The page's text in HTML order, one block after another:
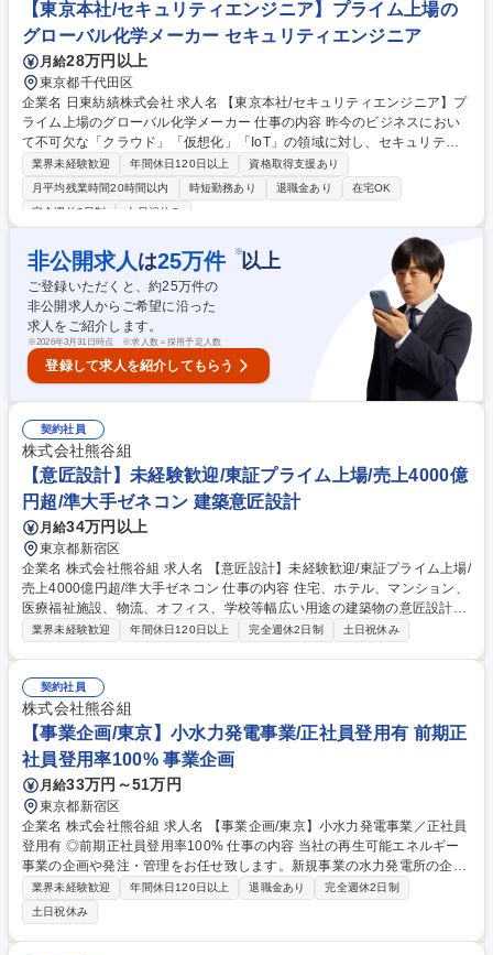
域の関与範囲を拡張し、業務改善・プロジェクト推進を担う。 （従事する
業務内容の変更範囲：当社業務全般） 募集職種 【東京/社内SE】会計関連
システムのプロジェクト管理及び上流工程の推進
【東京本社/セキュリティエンジニア】プライム上場の
グローバル化学メーカー セキュリティエンジニア
月給28万円以上
東京都千代田区
企業名 日東紡績株式会社 求人名 【東京本社/セキュリティエンジニア】プ
ライム上場のグローバル化学メーカー 仕事の内容 昨今のビジネスにおい
て不可欠な「クラウド」「仮想化」「IoT」の領域に対し、セキュリティ
のグランドデザインから運用までを一気通貫で担当いただきます。グロー
バル展開における最大のリスクであるセキュリティ を担う、経営への貢献
度の高いポジションです。 【業務詳細】 国内外のグループ拠点（海外子
ク機器（Firewall等）の設定・管理・障害発生時の原因切り分け、および
ベンダーコントロール。 募集職種 【東京本社/セキュリティエンジニア】
プライム上場のグローバル化学メーカー
業界未経験歓迎 年間休日120日以上
資格取得支援あり
月平均残業時間20時間以内
時短勤務あり 退職金あり
在宅OK
完全週休2日制
土日祝休み
非公開求人 は25万件 ※以上
ご登録いただくと、約25万件の
非公開求人からご希望に沿った
求人をご紹介します。
※2026年3月31日時点 ※求人数＝採用予定人数
登録して求人を紹介してもらう
契約社員
株式会社熊谷組
【意匠設計】未経験歓迎/東証プライム上場/売上4000億
円超/準大手ゼネコン 建築意匠設計
月給34万円以上
東京都新宿区
企業名 株式会社熊谷組 求人名 【意匠設計】未経験歓迎/東証プライム上場/
売上4000億円超/準大手ゼネコン 仕事の内容 住宅、ホテル、マンション、
医療福祉施設、物流、オフィス、学校等幅広い用途の建築物の意匠設計を
担当。基本設計～設計監理まで一気通貫。若手の育成やプロジェクトを牽
イバーシティ経営企業100選に認定されております。■寮あり：本社並び
に各支店毎にございます。■毎週水曜日にはノー残業デー■労働時間はPC
ログで管理しており、36協定を順守■ICTによる業務効率化を促進。(例)iP
adなどのモバイル端末を用いて、図面のペーパレス化を実施。※変更の範
囲：変更無し 募集職種 【意匠設計】未経験歓迎/東証プライム上場/売上40
00億円超/準大手ゼネコン
業界未経験歓迎 年間休日120日以上 完全週休2日制 土日祝休み
契約社員
株式会社熊谷組
【事業企画/東京】小水力発電事業/正社員登用有 前期正
社員登用率100% 事業企画
月給33万円～51万円
東京都新宿区
企業名 株式会社熊谷組 求人名 【事業企画/東京】小水力発電事業／正社員
登用有 ◎前期正社員登用率100% 仕事の内容 当社の再生可能エネルギー
事業の企画や発注・管理をお任せ致します。新規事業の水力発電所の企
画・設計・資金調達・運営管理までを担う部門で、土木系の知見を活かし
持続可能な社会の実現に貢献頂ける方を募集！ 【業務詳細】■水力発電所
の企画・設計・資金調達・運営管理に関わる業務 ■発電所建設に向けた適
地調査、設計 【正社員登用について】契約社員でのスタートとなります
業界未経験歓迎 年間休日120日以上 退職金あり
完全週休2日制
土日祝休み